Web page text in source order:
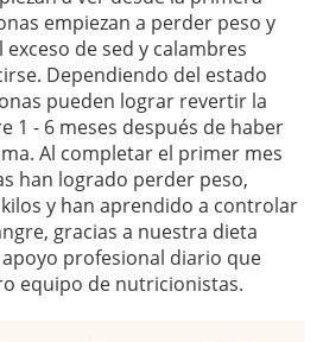
empiezan a perder peso y
de sed y calambres
Dependiendo del estado
pueden lograr revertir la
1 - 6 meses después de haber
Al completar el primer mes
han logrado perder peso,
y han aprendido a controlar
gracias a nuestra dieta
apoyo profesional diario que
equipo de nutricionistas.